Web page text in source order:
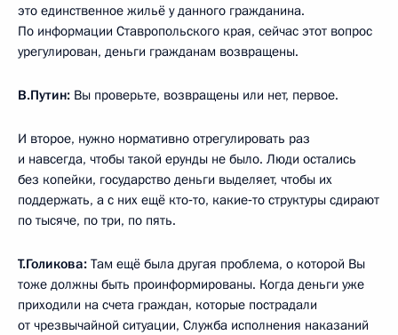
это единственное жильё у данного гражданина.
По информации Ставропольского края, сейчас этот вопрос
урегулирован, деньги гражданам возвращены.
В.Путин: Вы проверьте, возвращены или нет, первое.
И второе, нужно нормативно отрегулировать раз
и навсегда, чтобы такой ерунды не было. Люди остались
без копейки, государство деньги выделяет, чтобы их
поддержать, а с них ещё кто‑то, какие‑то структуры сдирают
по тысяче, по три, по пять.
Т.Голикова: Там ещё была другая проблема, о которой Вы
тоже должны быть проинформированы. Когда деньги уже
приходили на счета граждан, которые пострадали
от чрезвычайной ситуации, Служба исполнения наказаний